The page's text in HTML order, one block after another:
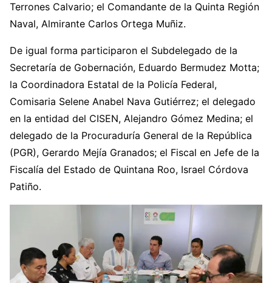
Terrones Calvario; el Comandante de la Quinta Región
Naval, Almirante Carlos Ortega Muñiz.
De igual forma participaron el Subdelegado de la
Secretaría de Gobernación, Eduardo Bermudez Motta;
la Coordinadora Estatal de la Policía Federal,
Comisaria Selene Anabel Nava Gutiérrez; el delegado
en la entidad del CISEN, Alejandro Gómez Medina; el
delegado de la Procuraduría General de la República
(PGR), Gerardo Mejía Granados; el Fiscal en Jefe de la
Fiscalía del Estado de Quintana Roo, Israel Córdova
Patiño.